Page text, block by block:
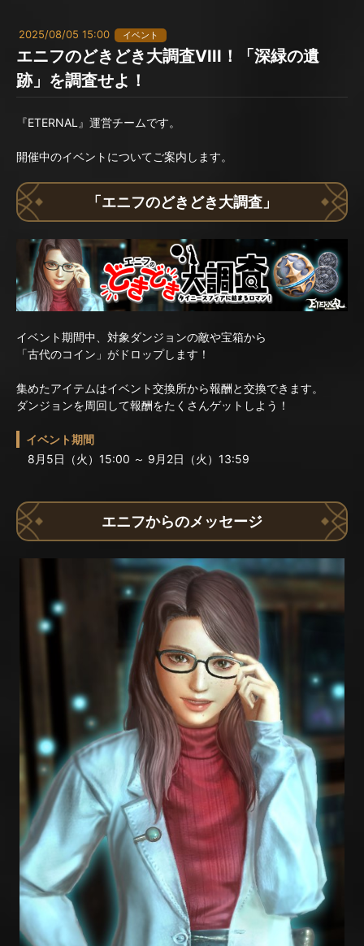
2025/08/05 15:00 イベント
エニフのどきどき大調査VIII！「深緑の遺
跡」を調査せよ！
『ETERNAL』運営チームです。
開催中のイベントについてご案内します。
「エニフのどきどき大調査」
イベント期間中、対象ダンジョンの敵や宝箱から
「古代のコイン」がドロップします！
集めたアイテムはイベント交換所から報酬と交換できます。
ダンジョンを周回して報酬をたくさんゲットしよう！
イベント期間
8月5日（火）15:00 ～ 9月2日（火）13:59
エニフからのメッセージ